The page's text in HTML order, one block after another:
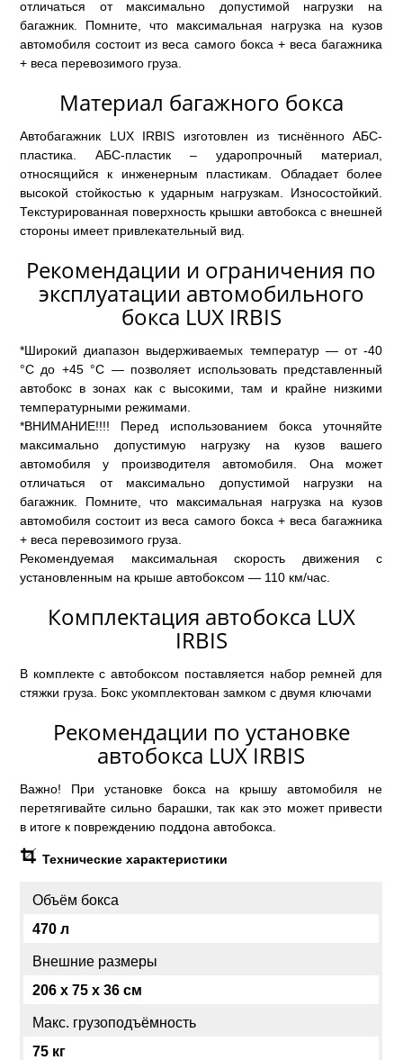
отличаться от максимально допустимой нагрузки на
багажник. Помните, что максимальная нагрузка на кузов
автомобиля состоит из веса самого бокса + веса багажника
+ веса перевозимого груза.
Материал багажного бокса
Автобагажник LUX IRBIS изготовлен из тиснённого АБС-
пластика. АБС-пластик – ударопрочный материал,
относящийся к инженерным пластикам. Обладает более
высокой стойкостью к ударным нагрузкам. Износостойкий.
Текстурированная поверхность крышки автобокса с внешней
стороны имеет привлекательный вид.
Рекомендации и ограничения по
эксплуатации автомобильного
бокса LUX IRBIS
*Широкий диапазон выдерживаемых температур — от -40
°C до +45 °C — позволяет использовать представленный
автобокс в зонах как с высокими, там и крайне низкими
температурными режимами.
*ВНИМАНИЕ!!!! Перед использованием бокса уточняйте
максимально допустимую нагрузку на кузов вашего
автомобиля у производителя автомобиля. Она может
отличаться от максимально допустимой нагрузки на
багажник. Помните, что максимальная нагрузка на кузов
автомобиля состоит из веса самого бокса + веса багажника
+ веса перевозимого груза.
Рекомендуемая максимальная скорость движения с
установленным на крыше автобоксом — 110 км/час.
Комплектация автобокса LUX
IRBIS
В комплекте с автобоксом поставляется набор ремней для
стяжки груза. Бокс укомплектован замком с двумя ключами
Рекомендации по установке
автобокса LUX IRBIS
Важно! При установке бокса на крышу автомобиля не
перетягивайте сильно барашки, так как это может привести
в итоге к повреждению поддона автобокса.
Технические характеристики
Объём бокса
470 л
Внешние размеры
206 x 75 x 36 см
Макс. грузоподъёмность
75 кг